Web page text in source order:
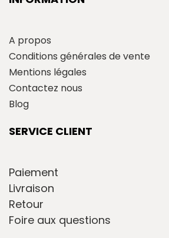
A propos
Conditions générales de vente
Mentions légales
Contactez nous
Blog
SERVICE CLIENT
Paiement
Livraison
Retour
Foire aux questions